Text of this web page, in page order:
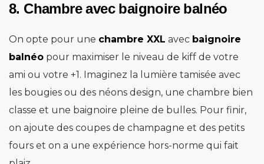
8. Chambre avec baignoire balnéo
On opte pour une chambre XXL avec baignoire
balnéo pour maximiser le niveau de kiff de votre
ami ou votre +1. Imaginez la lumière tamisée avec
les bougies ou des néons design, une chambre bien
classe et une baignoire pleine de bulles. Pour finir,
on ajoute des coupes de champagne et des petits
fours et on a une expérience hors-norme qui fait